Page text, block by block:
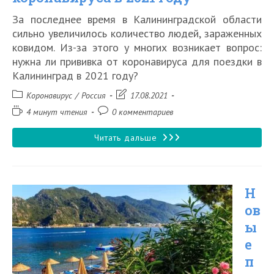
За последнее время в Калининградской области
сильно увеличилось количество людей, зараженных
ковидом. Из-за этого у многих возникает вопрос:
нужна ли прививка от коронавируса для поездки в
Калининград в 2021 году?
Рубрика
записи:
Коронавирус / Россия
Запись
изменена:
17.08.2021
Время4 минут чтения
Комментарии
записи:
0 комментариев
Читать дальше Пустят
Калининград
без
прививки
от
Н
ов
ы
е
п